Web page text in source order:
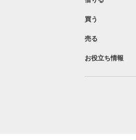
買う
売る
お役立ち情報